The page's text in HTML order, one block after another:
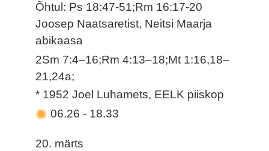
Õhtul: Ps 18:47-51;Rm 16:17-20
Joosep Naatsaretist, Neitsi Maarja
abikaasa
2Sm 7:4–16;Rm 4:13–18;Mt 1:16,18–
21,24a;
* 1952 Joel Luhamets, EELK piiskop
06.26- 18.33
20. märts